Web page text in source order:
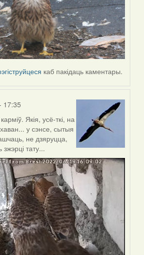
каб пакідаць каментары.
17:35
Якія, усё-ткі, на
у сэнсе, сытыя
не дзяруцца,
тату...